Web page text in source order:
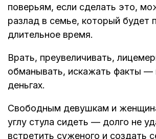
поверьям, если сделать это,
разлад в семье, который будет
длительное время.
Врать, преувеличивать,
обманывать, искажать факты —
деньгах.
Свободным девушкам и
углу стула сидеть — долго не
встретить суженого и создать